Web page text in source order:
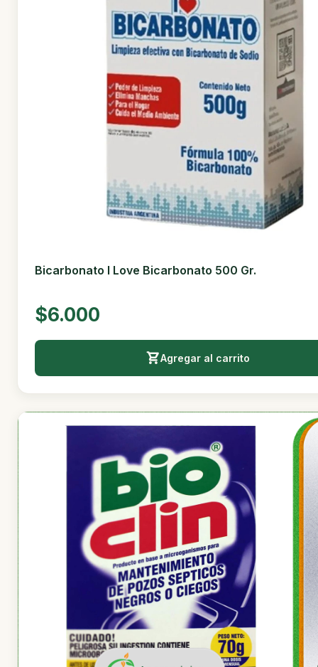
Bicarbonato I Love Bicarbonato 500 Gr.
$6.000
Agregar al carrito